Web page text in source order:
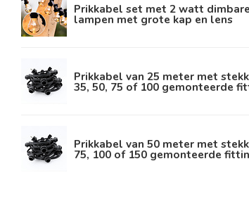
Prikkabel set met 2 watt
lampen met grote kap en lens
Prikkabel van 25 meter met
35, 50, 75 of 100 gemonteerde
Prikkabel van 50 meter met
75, 100 of 150 gemonteerde